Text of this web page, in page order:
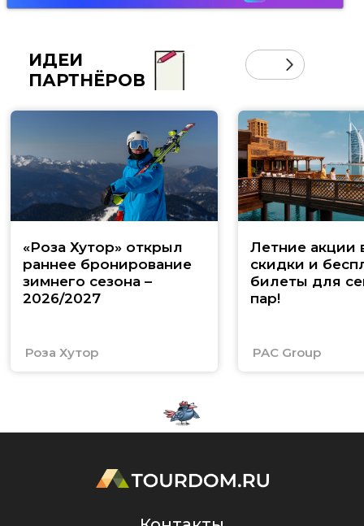
ИДЕИ
ПАРТНЁРОВ
«Роза Хутор» открыл
раннее бронирование
зимнего сезона –
2026/2027
Роза Хутор
Летние акции
скидки и
билеты для
пар!
PAC Group